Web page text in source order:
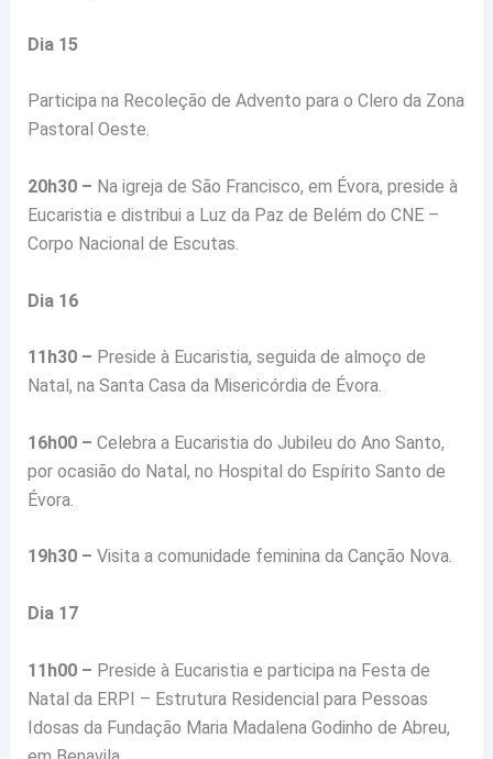
Dia 15
Participa na Recoleção de Advento para o Clero da Zona
Pastoral Oeste.
20h30 – Na igreja de São Francisco, em Évora, preside à
Eucaristia e distribui a Luz da Paz de Belém do CNE –
Corpo Nacional de Escutas.
Dia 16
11h30 – Preside à Eucaristia, seguida de almoço de
Natal, na Santa Casa da Misericórdia de Évora.
16h00 – Celebra a Eucaristia do Jubileu do Ano Santo,
por ocasião do Natal, no Hospital do Espírito Santo de
Évora.
19h30 – Visita a comunidade feminina da Canção Nova.
Dia 17
11h00 – Preside à Eucaristia e participa na Festa de
Natal da ERPI – Estrutura Residencial para Pessoas
Idosas da Fundação Maria Madalena Godinho de Abreu,